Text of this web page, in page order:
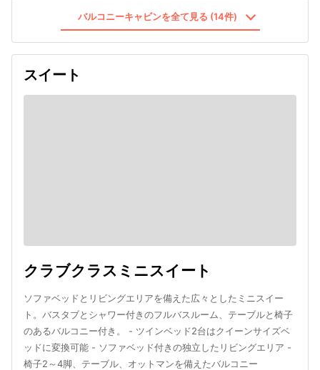
バルコニーキャビンを全て見る (14件)
スイート
クラブクラスミニスイート
ソファベッドとリビングエリアを備えた広々としたミニスイー
ト。バスタブとシャワー付きのフルバスルーム、テーブルと椅子
のあるバルコニー付き。 - ツインベッド2台はクイーンサイズベ
ッドに変換可能 - ソファベッド付きの独立したリビングエリア -
椅子2～4脚、テーブル、オットマンを備えたバルコニー